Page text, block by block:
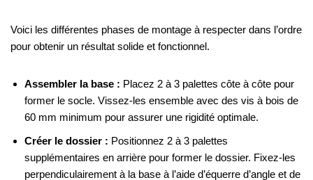
Voici les différentes phases de montage à respecter dans l’ordre
pour obtenir un résultat solide et fonctionnel.
Assembler la base : Placez 2 à 3 palettes côte à côte pour
former le socle. Vissez-les ensemble avec des vis à bois de
60 mm minimum pour assurer une rigidité optimale.
Créer le dossier : Positionnez 2 à 3 palettes
supplémentaires en arrière pour former le dossier. Fixez-les
perpendiculairement à la base à l’aide d’équerre d’angle et de